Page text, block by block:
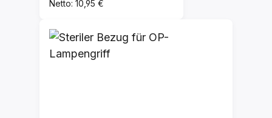
Netto: 10,95 €